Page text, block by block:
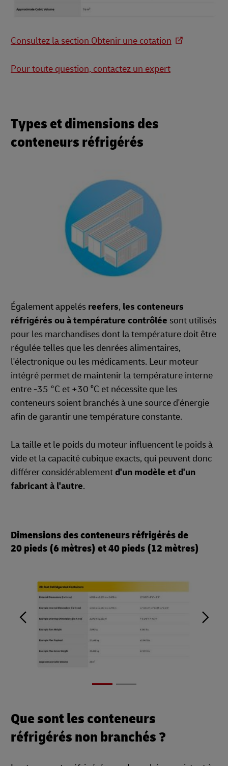
Consultez la section Obtenir une cotation
Pour toute question, contactez un expert
Types et dimensions des
conteneurs réfrigérés
Également appelés reefers, les conteneurs
réfrigérés ou à température contrôlée sont utilisés
pour les marchandises dont la température doit être
régulée telles que les denrées alimentaires,
l'électronique ou les médicaments. Leur moteur
intégré permet de maintenir la température interne
entre -35 °C et +30 ⁰C et nécessite que les
conteneurs soient branchés à une source d'énergie
afin de garantir une température constante.
La taille et le poids du moteur influencent le poids à
vide et la capacité cubique exacts, qui peuvent donc
différer considérablementd'un modèle et d'un
fabricant à l'autre.
Dimensions des conteneurs réfrigérés de
20 pieds (6 mètres) et 40 pieds (12 mètres)
Que sont les conteneurs
réfrigérés non branchés ?